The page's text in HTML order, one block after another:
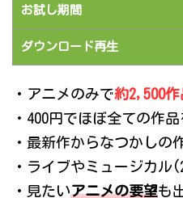
お試し期間
ダウンロード再生
・アニメのみで約2,500
・400円でほぼ全ての作品
・最新作からなつかしの
・ライブやミュージカル
・見たいアニメの要望も